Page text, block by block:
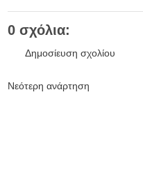
0 σχόλια:
Δημοσίευση σχολίου
Νεότερη ανάρτηση